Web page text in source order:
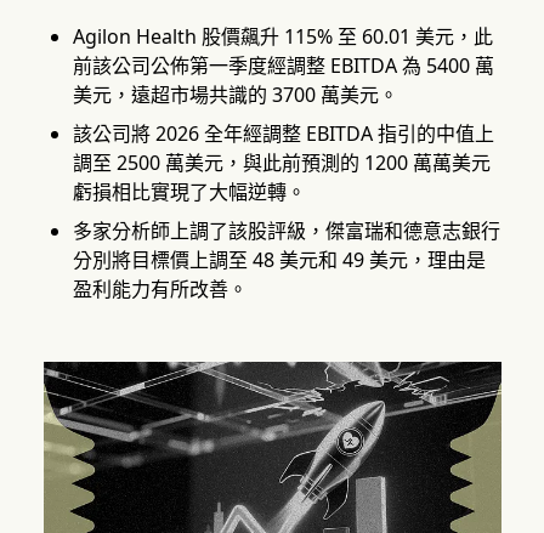
Agilon Health 股價飆升 115% 至 60.01 美元，此
前該公司公佈第一季度經調整 EBITDA 為 5400 萬
美元，遠超市場共識的 3700 萬美元。
該公司將 2026 全年經調整 EBITDA 指引的中值上
調至 2500 萬美元，與此前預測的 1200 萬萬美元
虧損相比實現了大幅逆轉。
多家分析師上調了該股評級，傑富瑞和德意志銀行
分別將目標價上調至 48 美元和 49 美元，理由是
盈利能力有所改善。